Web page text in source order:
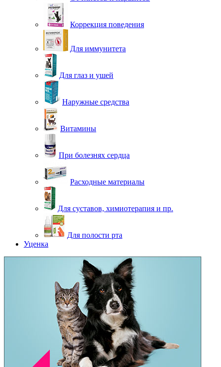
Коррекция поведения
Для иммунитета
Для глаз и ушей
Наружные средства
Витамины
При болезнях сердца
Расходные материалы
Для суставов, химиотерапия и пр.
Для полости рта
Уценка